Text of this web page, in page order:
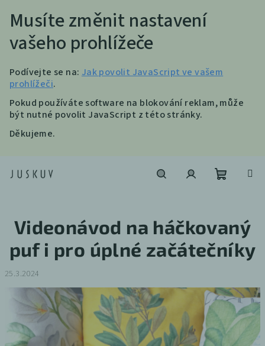
Musíte změnit nastavení
vašeho prohlížeče
Podívejte se na: Jak povolit JavaScript ve vašem
prohlížeči.
Pokud používáte software na blokování reklam, může
být nutné povolit JavaScript z této stránky.
Děkujeme.
košík
Videonávod na háčkovaný
puf i pro úplné začátečníky
25.3.2024